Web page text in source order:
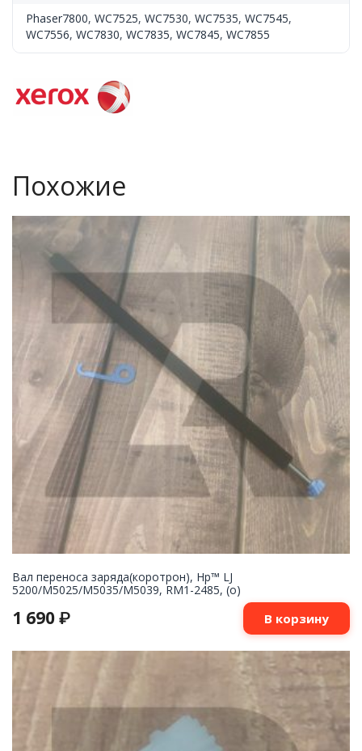
Phaser7800, WC7525, WC7530, WC7535, WC7545,
WC7556, WC7830, WC7835, WC7845, WC7855
Похожие
Вал переноса заряда(коротрон), Hp™ LJ
5200/M5025/M5035/M5039, RM1-2485, (о)
1 690 ₽ В корзину